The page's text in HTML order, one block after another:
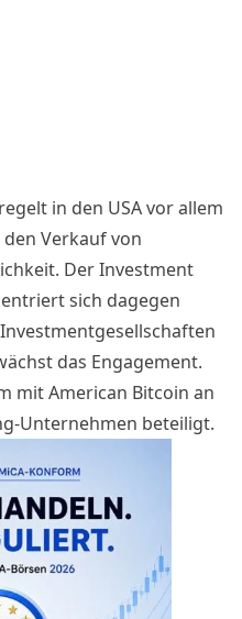
in den USA vor allem
Verkauf von
Der Investment
sich dagegen
das Engagement.
mit American Bitcoin an
Unternehmen beteiligt.